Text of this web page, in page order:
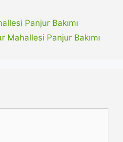
Panjur Bakımı
Mahallesi Panjur Bakımı